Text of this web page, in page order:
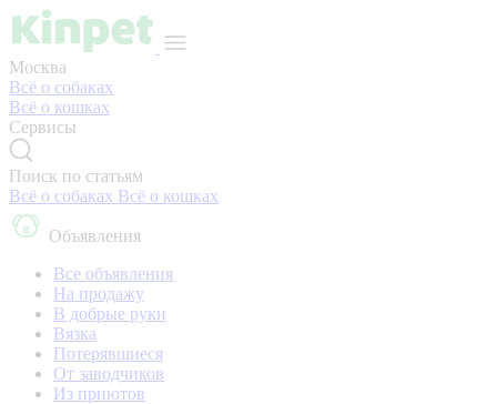
Москва
Всё о собаках
Всё о кошках
Сервисы
Поиск по статьям
Всё о собаках Всё о кошках
Объявления
Все объявления
На продажу
В добрые руки
Вязка
Потерявшиеся
От заводчиков
Из приютов